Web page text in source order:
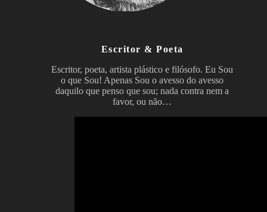
Escritor & Poeta
Escritor, poeta, artista plástico e filósofo. Eu Sou
o que Sou! Apenas Sou o avesso do avesso
daquilo que penso que sou; nada contra nem a
favor, ou não…